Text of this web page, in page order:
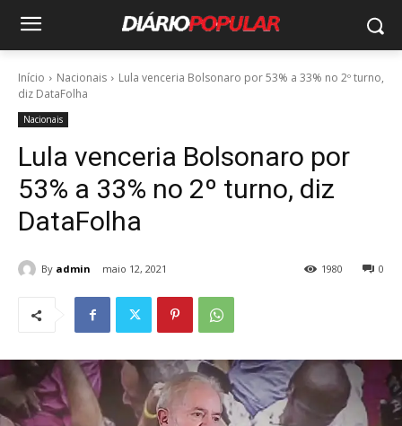
Início Nacionais
Lula venceria Bolsonaro por 53% a 33% no 2º turno,
diz DataFolha
Nacionais
Lula venceria Bolsonaro por
53% a 33% no 2º turno, diz
DataFolha
By admin maio 12, 2021 0
1980